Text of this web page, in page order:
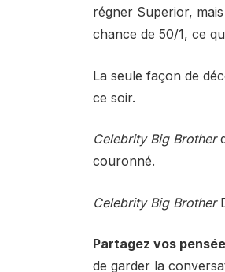
régner Superior,
chance de 50/1, ce
La seule façon de
ce soir.
Celebrity Big Brother
couronné.
Celebrity Big Brother
Partagez vos
de garder la